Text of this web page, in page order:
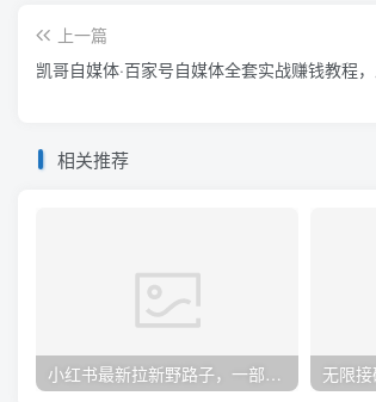
上一篇
凯哥自媒体·百家号自媒体全套实战赚钱教程
相关推荐
小红书最新拉新野路子，一部手机即可操作，一单15块，做得好日入2000+